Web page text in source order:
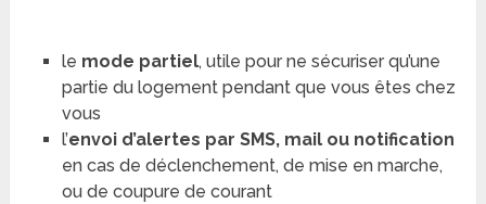
le mode partiel, utile pour ne sécuriser qu’une
partie du logement pendant que vous êtes chez
vous
l’envoi d’alertes par SMS, mail ou notification
en cas de déclenchement, de mise en marche,
ou de coupure de courant